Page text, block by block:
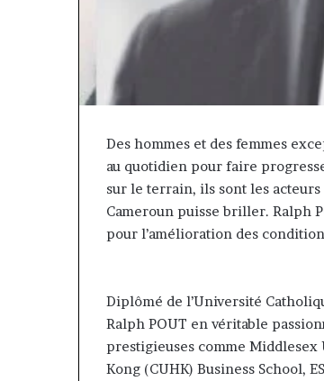
Des hommes et des femmes
au quotidien pour faire
sur le terrain, ils sont les
Cameroun puisse briller. Ralph
pour l’amélioration des
Diplômé de l’Université
Ralph POUT en véritable
prestigieuses comme
Kong (CUHK) Business School,
nommé Directeur Général par
intérim, fin de mandat pour
Norbert Ngniwake
il y a